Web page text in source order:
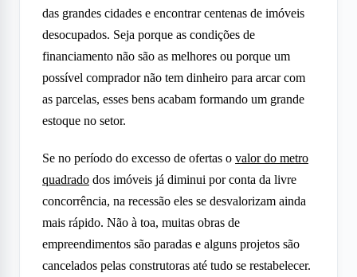
das grandes cidades e encontrar centenas de imóveis
desocupados. Seja porque as condições de
financiamento não são as melhores ou porque um
possível comprador não tem dinheiro para arcar com
as parcelas, esses bens acabam formando um grande
estoque no setor.
Se no período do excesso de ofertas o valor do metro
quadrado dos imóveis já diminui por conta da livre
concorrência, na recessão eles se desvalorizam ainda
mais rápido. Não à toa, muitas obras de
empreendimentos são paradas e alguns projetos são
cancelados pelas construtoras até tudo se restabelecer.